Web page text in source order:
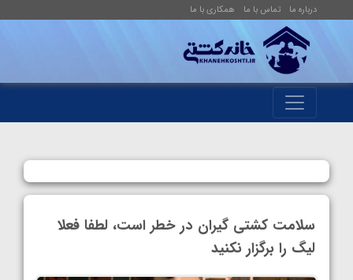
درباره ما تماس با ما همکاری با ما
سلامت کشتی گیران در خطر است، لطفا فعلا
لیگ را برگزار نکنید